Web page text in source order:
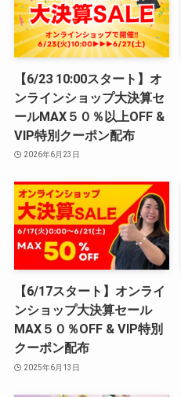
【6/23 10:00スタート】オ
ンラインショップ大決算セ
ールMAX５０％以上OFF &
VIP特別クーポン配布
2026年6月23日
【6/17スタート】オンライ
ンショップ大決算セール
MAX５０％OFF & VIP特別
クーポン配布
2025年6月13日